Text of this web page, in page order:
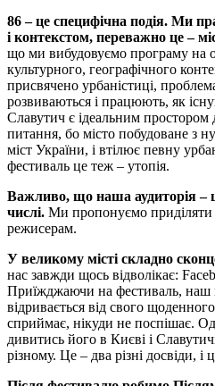
86 – це специфічна подія. Ми
і контекстом, переважно це –
що ми вибудовуємо програму на
культурного, географічного
присвячено урбаністиці,
розвиваються і працюють, як
Славутич є ідеальним простором
питання, бо місто побудоване з
міст України, і втілює певну
фестиваль це теж – утопія.
Важливо, що наша аудиторія –
числі. Ми пропонуємо приділяти
режисерам.
У великому місті складно
нас завжди щось відволікає:
Приїжджаючи на фестиваль, наш
відривається від свого
сприймає, нікуди не поспішає.
дивитись його в Києві і
різному. Це – два різні досвіди, і